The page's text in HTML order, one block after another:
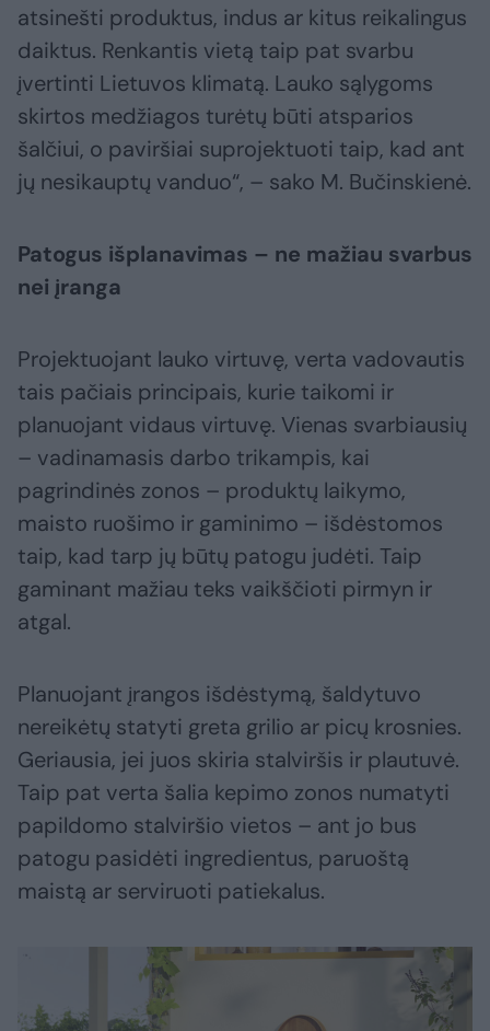
atsinešti produktus, indus ar kitus reikalingus
daiktus. Renkantis vietą taip pat svarbu
įvertinti Lietuvos klimatą. Lauko sąlygoms
skirtos medžiagos turėtų būti atsparios
šalčiui, o paviršiai suprojektuoti taip, kad ant
jų nesikauptų vanduo“, – sako M. Bučinskienė.
Patogus išplanavimas – ne mažiau svarbus
nei įranga
Projektuojant lauko virtuvę, verta vadovautis
tais pačiais principais, kurie taikomi ir
planuojant vidaus virtuvę. Vienas svarbiausių
– vadinamasis darbo trikampis, kai
pagrindinės zonos – produktų laikymo,
maisto ruošimo ir gaminimo – išdėstomos
taip, kad tarp jų būtų patogu judėti. Taip
gaminant mažiau teks vaikščioti pirmyn ir
atgal.
Planuojant įrangos išdėstymą, šaldytuvo
nereikėtų statyti greta grilio ar picų krosnies.
Geriausia, jei juos skiria stalviršis ir plautuvė.
Taip pat verta šalia kepimo zonos numatyti
papildomo stalviršio vietos – ant jo bus
patogu pasidėti ingredientus, paruoštą
maistą ar serviruoti patiekalus.